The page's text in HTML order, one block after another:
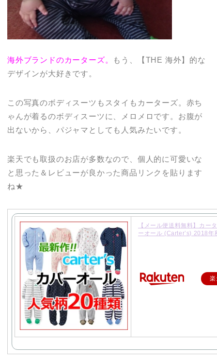
海外ブランドのカーターズ。
もう、【THE 海外】的な
デザインが大好きです。
この写真のボディスーツもスタイもカーターズ。赤ち
ゃんが着るのボディスーツに、メロメロです。お腹が
出ないから、パジャマとしても人気みたいです。
楽天でも取扱のお店が多数なので、個人的に可愛いな
と思った＆レビューが良かった商品リンクを貼ります
ね★
【メール便送料無料】カー
ーオール (Carter’s) 2018